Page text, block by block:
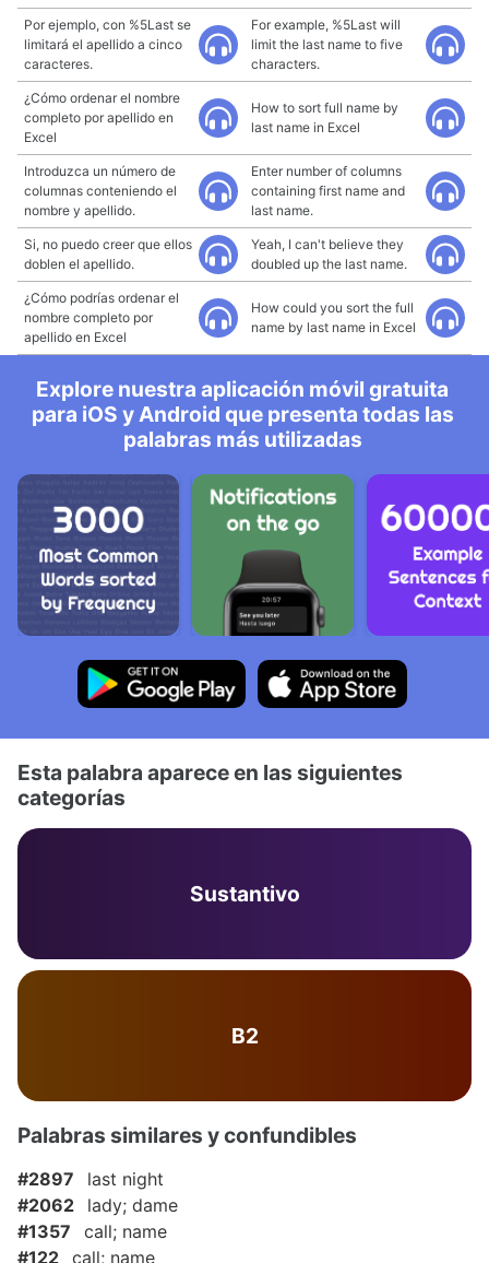
Por ejemplo, con %5Last se
limitará el apellido a cinco
caracteres.
For example, %5Last will
limit the last name to five
characters.
¿Cómo ordenar el nombre
completo por apellido en
Excel
How to sort full name by
last name in Excel
Introduzca un número de
columnas conteniendo el
nombre y apellido.
Enter number of columns
containing first name and
last name.
Si, no puedo creer que ellos
doblen el apellido.
Yeah, I can't believe they
doubled up the last name.
¿Cómo podrías ordenar el
nombre completo por
apellido en Excel
How could you sort the full
name by last name in Excel
Explore nuestra aplicación móvil gratuita
para iOS y Android que presenta todas las
palabras más utilizadas
Esta palabra aparece en las siguientes
categorías
Sustantivo
B2
Palabras similares y confundibles
#2897
last night
#2062
lady; dame
#1357
call; name
#122 call; name